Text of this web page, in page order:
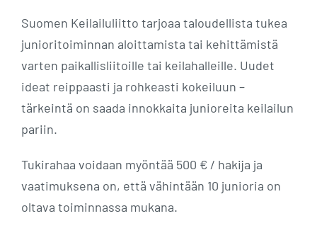
Suomen Keilailuliitto tarjoaa taloudellista tukea
junioritoiminnan aloittamista tai kehittämistä
varten paikallisliitoille tai keilahalleille. Uudet
ideat reippaasti ja rohkeasti kokeiluun –
tärkeintä on saada innokkaita junioreita keilailun
pariin.
Tukirahaa voidaan myöntää 500 € / hakija ja
vaatimuksena on, että vähintään 10 junioria on
oltava toiminnassa mukana.